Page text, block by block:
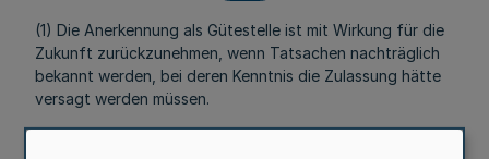
(1) Die Anerkennung als Gütestelle ist mit Wirkung für die
Zukunft zurückzunehmen, wenn Tatsachen nachträglich
bekannt werden, bei deren Kenntnis die Zulassung hätte
versagt werden müssen.